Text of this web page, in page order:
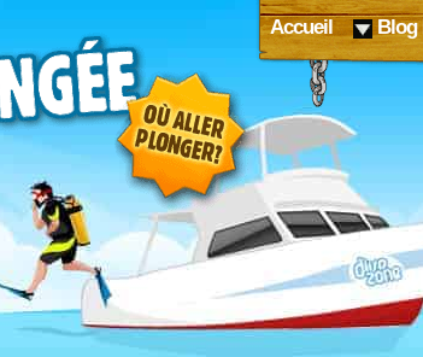
Accueil Blog